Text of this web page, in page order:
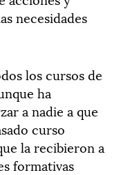
necesidades
los cursos de
ha
a nadie a que
curso
la recibieron a
formativas